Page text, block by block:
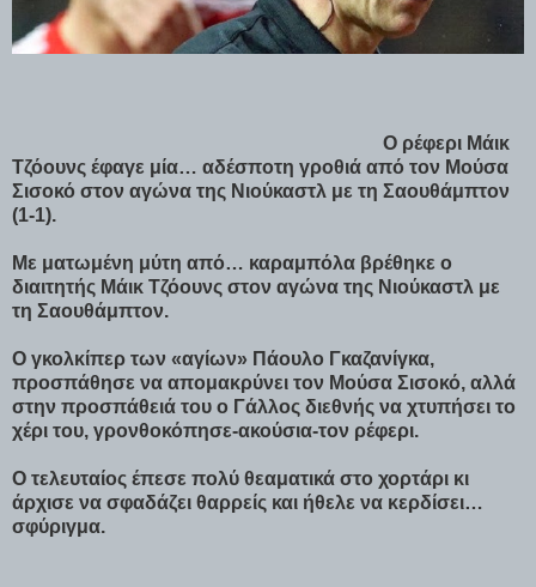
Ο ρέφερι Μάικ
Τζόουνς έφαγε μία… αδέσποτη γροθιά από τον Μούσα
Σισοκό στον αγώνα της Νιούκαστλ με τη Σαουθάμπτον
(1-1).
Με ματωμένη μύτη από… καραμπόλα βρέθηκε ο
διαιτητής Μάικ Τζόουνς στον αγώνα της Νιούκαστλ με
τη Σαουθάμπτον.
Ο γκολκίπερ των «αγίων» Πάουλο Γκαζανίγκα,
προσπάθησε να απομακρύνει τον Μούσα Σισοκό, αλλά
στην προσπάθειά του ο Γάλλος διεθνής να χτυπήσει το
χέρι του, γρονθοκόπησε-ακούσια-τον ρέφερι.
Ο τελευταίος έπεσε πολύ θεαματικά στο χορτάρι κι
άρχισε να σφαδάζει θαρρείς και ήθελε να κερδίσει…
σφύριγμα.